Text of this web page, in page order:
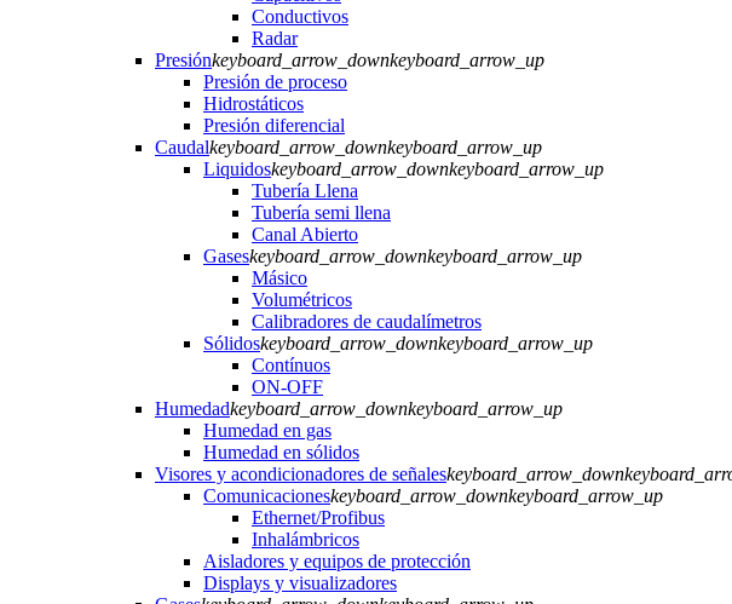
Conductivos
Radar
Presiónkeyboard_arrow_downkeyboard_arrow_up
Presión de proceso
Hidrostáticos
Presión diferencial
Caudalkeyboard_arrow_downkeyboard_arrow_up
Liquidoskeyboard_arrow_downkeyboard_arrow_up
Tubería Llena
Tubería semi llena
Canal Abierto
Gaseskeyboard_arrow_downkeyboard_arrow_up
Másico
Volumétricos
Calibradores de caudalímetros
Sólidoskeyboard_arrow_downkeyboard_arrow_up
Contínuos
ON-OFF
Humedadkeyboard_arrow_downkeyboard_arrow_up
Humedad en gas
Humedad en sólidos
Visores y acondicionadores de señaleskeyboard_arrow_down
Comunicacioneskeyboard_arrow_downkeyboard_arrow_up
Ethernet/Profibus
Inhalámbricos
Aisladores y equipos de protección
Displays y visualizadores